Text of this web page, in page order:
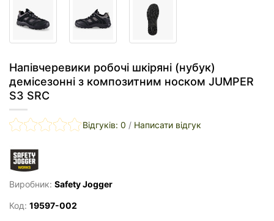
Напівчеревики робочі шкіряні (нубук)
демісезонні з композитним носком JUMPER
S3 SRC
Відгуків: 0 / Написати відгук
Виробник: Safety Jogger
Код: 19597-002